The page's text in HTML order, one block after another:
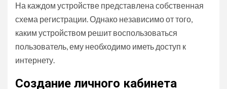
На каждом устройстве представлена собственная
схема регистрации. Однако независимо от того,
каким устройством решит воспользоваться
пользователь, ему необходимо иметь доступ к
интернету.
Создание личного кабинета